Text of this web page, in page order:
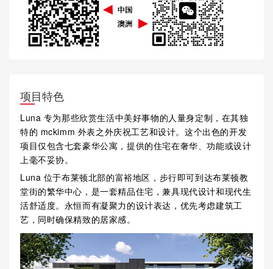
项目特色
Luna 专为那些欣赏生活中美好事物的人量身定制，在其独
特的 mckimm 外表之外庆祝工艺和设计。这个出色的开发
项目仅包含七套豪华公寓，提供的住宅在奢华、功能或设计
上毫不妥协。
Luna 位于布莱顿北部的富裕地区，步行即可到达布莱顿教
堂街的繁华中心，是一套精品住宅，兼具现代设计和现代生
活舒适度。永恒而有凝聚力的设计表达，优先考虑建筑工
艺，同时确保精致的居家感。